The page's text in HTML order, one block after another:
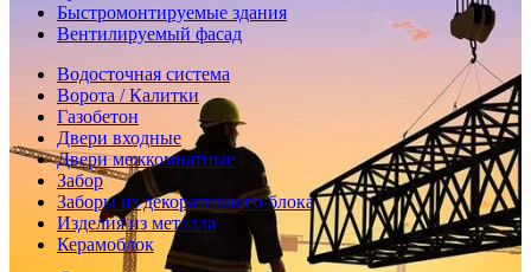
Быстромонтируемые здания
Вентилируемый фасад
Водосточная система
Ворота / Калитки
Газобетон
Двери входные
Двери межкомнатные
Забор
Заборы из декоративного блока
Изделия из металла
Керамоблок